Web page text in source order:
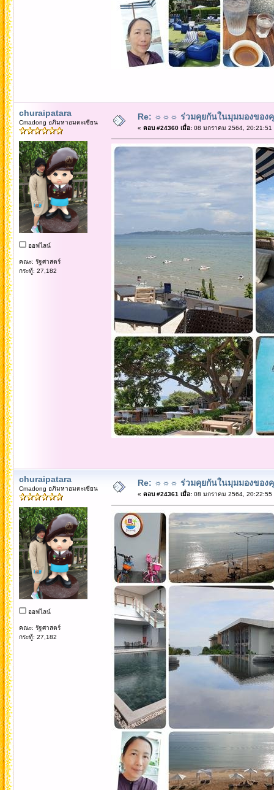
churaipatara
Cmadong อภิมหาอมตะเซียน
ออฟไลน์
คณะ: รัฐศาสตร์
กระทู้: 27,182
Re: ☼☼☼ ร่วมคุยกันในมุมมองของ
« ตอบ #24360 เมื่อ:08 มกราคม 2564, 20:21:51
churaipatara
Cmadong อภิมหาอมตะเซียน
ออฟไลน์
คณะ: รัฐศาสตร์
กระทู้: 27,182
Re: ☼☼☼ ร่วมคุยกันในมุมมองของ
« ตอบ #24361 เมื่อ:08 มกราคม 2564, 20:22:55